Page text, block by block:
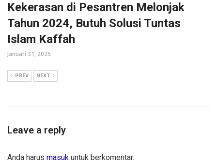
Kekerasan di Pesantren Melonjak
Tahun 2024, Butuh Solusi Tuntas
Islam Kaffah
Januari 31, 2025
PREV NEXT
Leave a reply
Anda harus masuk untuk berkomentar.